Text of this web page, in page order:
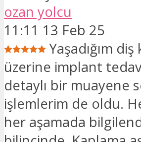
ozan yolcu
11:11 13 Feb 25
Yaşadığım
üzerine implant
detaylı bir muayene
işlemlerim de oldu.
her aşamada